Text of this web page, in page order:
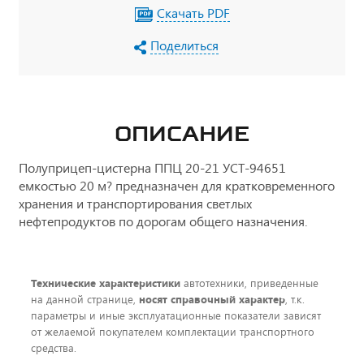
Скачать PDF
Поделиться
ОПИСАНИЕ
Полуприцеп-цистерна ППЦ 20-21 УСТ-94651
емкостью 20 м? предназначен для кратковременного
хранения и транспортирования светлых
нефтепродуктов по дорогам общего назначения.
Технические характеристики автотехники, приведенные
на данной странице, носят справочный характер, т.к.
параметры и иные эксплуатационные показатели зависят
от желаемой покупателем комплектации транспортного
средства.